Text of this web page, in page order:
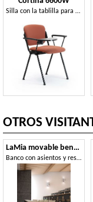
Silla con la tablilla para salas de conferencias
OTROS
LaMia movable bench with school table
Banco con asientos y respaldos en contrachapado, para universidad